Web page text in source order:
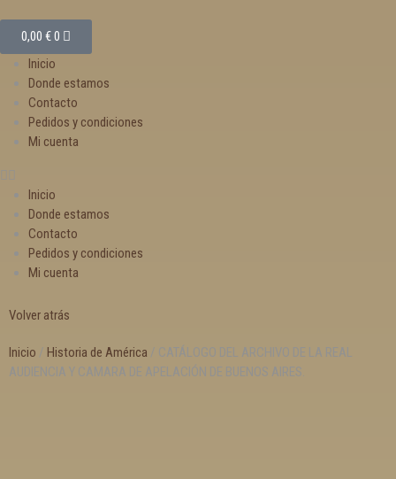
0,00 €0
Inicio
Donde estamos
Contacto
Pedidos y condiciones
Mi cuenta
Inicio
Donde estamos
Contacto
Pedidos y condiciones
Mi cuenta
Volver atrás
Inicio / Historia de América / CATÁLOGO DEL ARCHIVO DE LA REAL
AUDIENCIA Y CAMARA DE APELACIÓN DE BUENOS AIRES.